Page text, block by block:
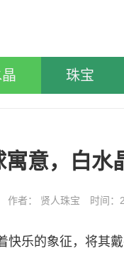
珠宝
寓意，白水
作者： 贤人珠宝 时间：
快乐的象征，将其